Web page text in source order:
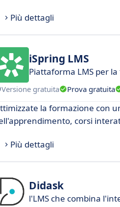
Più dettagli
iSpring LMS
Piattaforma LMS per
Versione gratuita Prova gratuita
la formazione con
corsi
Più dettagli
Didask
l'LMS che combina